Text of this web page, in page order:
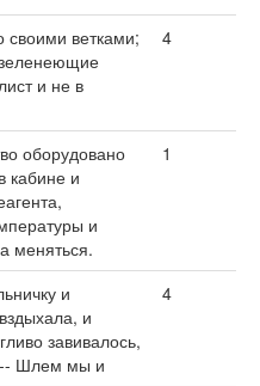
своими ветками;
и не в
4
оборудовано
кабине и
и
меняться.
1
и
и
завивалось,
-- Шлем мы и
4